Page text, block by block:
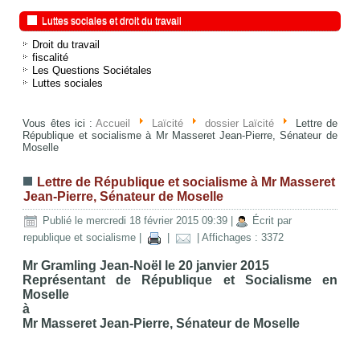
Luttes sociales et droit du travail
Droit du travail
fiscalité
Les Questions Sociétales
Luttes sociales
Vous êtes ici : Accueil Laïcité dossier Laïcité
Lettre de
République et socialisme à Mr Masseret Jean-Pierre, Sénateur de
Moselle
Lettre de République et socialisme à Mr Masseret
Jean-Pierre, Sénateur de Moselle
Publié le mercredi 18 février 2015 09:39
Écrit par
republique et socialisme
| Affichages : 3372
Mr Gramling Jean-Noël le 20 janvier 2015
Représentant de République et Socialisme en
Moselle
à
Mr Masseret Jean-Pierre, Sénateur de Moselle